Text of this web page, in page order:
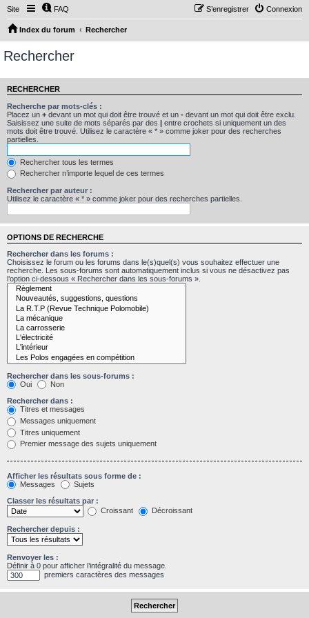
Site FAQ Connexion
S’enregistrer
Index du forum Rechercher
Rechercher
RECHERCHER
Recherche par mots-clés :
Placez un + devant un mot qui doit être trouvé et un - devant un mot qui doit être exclu.
Saisissez une suite de mots séparés par des | entre crochets si uniquement un des
mots doit être trouvé. Utilisez le caractère « * » comme joker pour des recherches
partielles.
Rechercher tous les termes
Rechercher n’importe lequel de ces termes
Rechercher par auteur :
Utilisez le caractère « * » comme joker pour des recherches partielles.
OPTIONS DE RECHERCHE
Rechercher dans les forums :
Choisissez le forum ou les forums dans le(s)quel(s) vous souhaitez effectuer une
recherche. Les sous-forums sont automatiquement inclus si vous ne désactivez pas
l’option ci-dessous « Rechercher dans les sous-forums ».
Rechercher dans les sous-forums :
Oui
Non
Rechercher dans :
Titres et messages
Messages uniquement
Titres uniquement
Premier message des sujets uniquement
Afficher les résultats sous forme de :
Messages
Sujets
Classer les résultats par :
Croissant
Décroissant
Rechercher depuis :
Renvoyer les :
Définir à 0 pour afficher l’intégralité du message.
premiers caractères des messages